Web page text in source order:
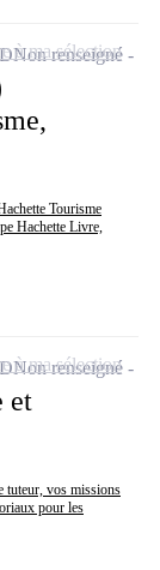
Tourisme
Hachette Livre,
Non renseigné
à ma sélection
et
tuteur, vos missions
pour les
Non renseigné
à ma sélection